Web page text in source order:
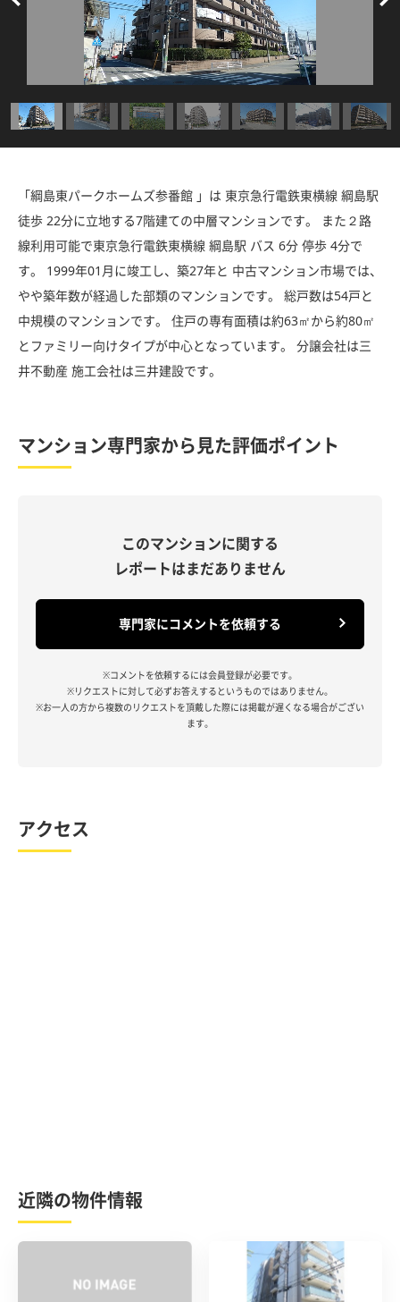
「綱島東パークホームズ参番館 」は 東京急行電鉄東横線 綱島駅
徒歩 22分に立地する7階建ての中層マンションです。 また２路
線利用可能で東京急行電鉄東横線 綱島駅 バス 6分 停歩 4分で
す。 1999年01月に竣工し、築27年と 中古マンション市場では、
やや築年数が経過した部類のマンションです。 総戸数は54戸と
中規模のマンションです。 住戸の専有面積は約63㎡から約80㎡
とファミリー向けタイプが中心となっています。 分譲会社は三
井不動産 施工会社は三井建設です。
マンション専門家から見た評価ポイント
このマンションに関する
レポートはまだありません
専門家にコメントを依頼する
※コメントを依頼するには会員登録が必要です。
※リクエストに対して必ずお答えするというものではありません。
※お一人の方から複数のリクエストを頂戴した際には掲載が遅くなる場合がござい
ます。
アクセス
近隣の物件情報